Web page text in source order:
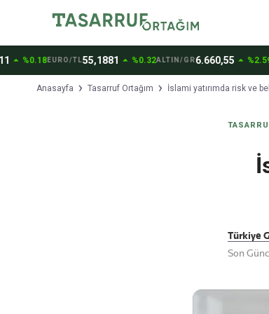
EURO/TL55,1881arrow_drop_up%0.32ALTIN/GR 6.660,55arrow_drop_up%2.59
Anasayfa Tasarruf Ortağım İslami yatırımda risk ve
Türkiye
Son